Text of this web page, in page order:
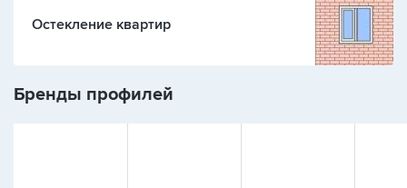
Остекление квартир
Бренды профилей